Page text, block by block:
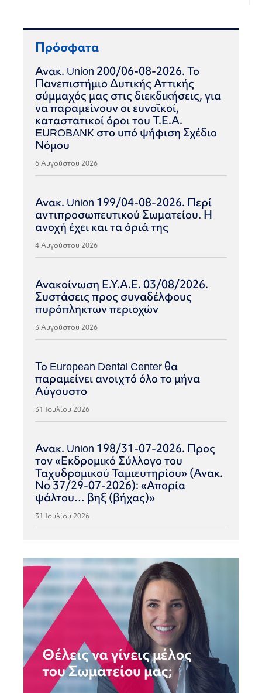
Πρόσφατα
Ανακ. Union 200/06-08-2026. Το
Πανεπιστήμιο Δυτικής Αττικής
σύμμαχός μας στις διεκδικήσεις, για
να παραμείνουν οι ευνοϊκοί,
καταστατικοί όροι του Τ.Ε.Α.
EUROBANK στο υπό ψήφιση Σχέδιο
Νόμου
6 Αυγούστου 2026
Ανακ. Union 199/04-08-2026. Περί
αντιπροσωπευτικού Σωματείου. Η
ανοχή έχει και τα όριά της
4 Αυγούστου 2026
Ανακοίνωση Ε.Υ.Α.Ε. 03/08/2026.
Συστάσεις προς συναδέλφους
πυρόπληκτων περιοχών
3 Αυγούστου 2026
Το European Dental Center θα
παραμείνει ανοιχτό όλο το μήνα
Αύγουστο
31 Ιουλίου 2026
Ανακ. Union 198/31-07-2026. Προς
τον «Εκδρομικό Σύλλογο του
Ταχυδρομικού Ταμιευτηρίου» (Ανακ.
Νο 37/29-07-2026): «Απορία
ψάλτου… βηξ (βήχας)»
31 Ιουλίου 2026